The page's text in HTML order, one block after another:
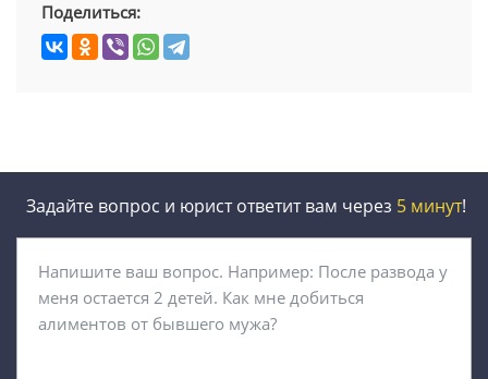
Поделиться:
Задайте вопрос и юрист ответит вам через 5 минут!